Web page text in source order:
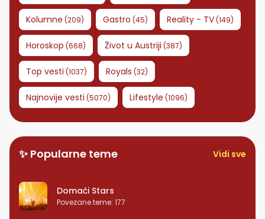
Kolumne (209) Gastro (45) Reality - TV(149)
Horoskop (668) Život u Austriji (387)
Top vesti (1037) Royals (32)
Najnovije vesti (5070) Lifestyle (1096)
✨ Popularne teme Vidi sve
Domaći Stars
Povezane teme: 177